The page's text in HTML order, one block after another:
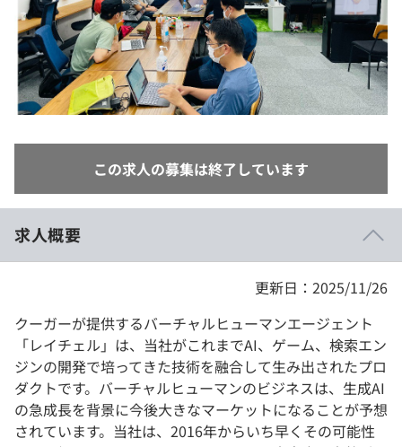
就活成功ガイド
プラン
個人向けプラン
法人向けプラン
学校向けプラン
この求人の募集は終了しています
求人概要
更新日：2025/11/26
クーガーが提供するバーチャルヒューマンエージェント
「レイチェル」は、当社がこれまでAI、ゲーム、検索エン
ジンの開発で培ってきた技術を融合して生み出されたプロ
ダクトです。バーチャルヒューマンのビジネスは、生成AI
の急成長を背景に今後大きなマーケットになることが予想
されています。当社は、2016年からいち早くその可能性